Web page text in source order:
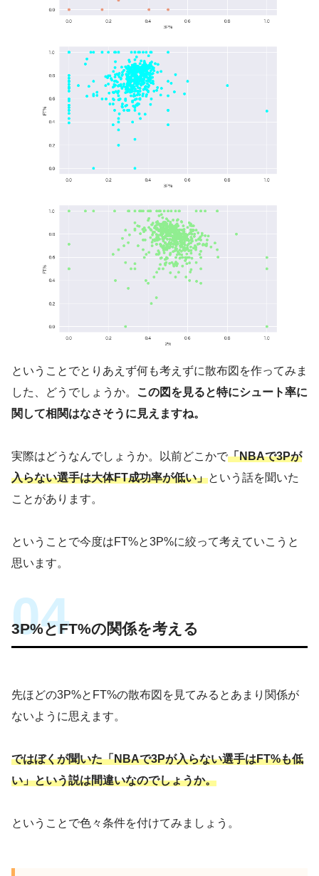
ということでとりあえず何も考えずに散布図を作ってみま
した、どうでしょうか。
この図を見ると特にシュート率に
関して相関はなさそうに見えますね。
実際はどうなんでしょうか。以前どこかで「NBAで3Pが
入らない選手は大体FT成功率が低い」という話を聞いた
ことがあります。
ということで今度はFT%と3P%に絞って考えていこうと
思います。
3P%とFT%の関係を考える
先ほどの3P%とFT%の散布図を見てみるとあまり関係が
ないように思えます。
ではぼくが聞いた「NBAで3Pが入らない選手はFT%も低
い」という説は間違いなのでしょうか。
ということで色々条件を付けてみましょう。